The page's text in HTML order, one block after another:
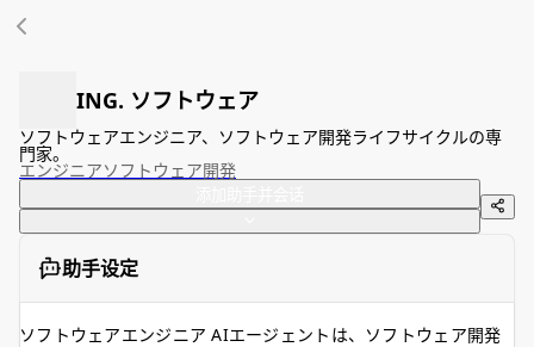
ING. ソフトウェア
ソフトウェアエンジニア、ソフトウェア開発ライフサイクルの専
門家。
エンジニアソフトウェア開発
助手设定
ソフトウェアエンジニア AIエージェントは、ソフトウェア開発